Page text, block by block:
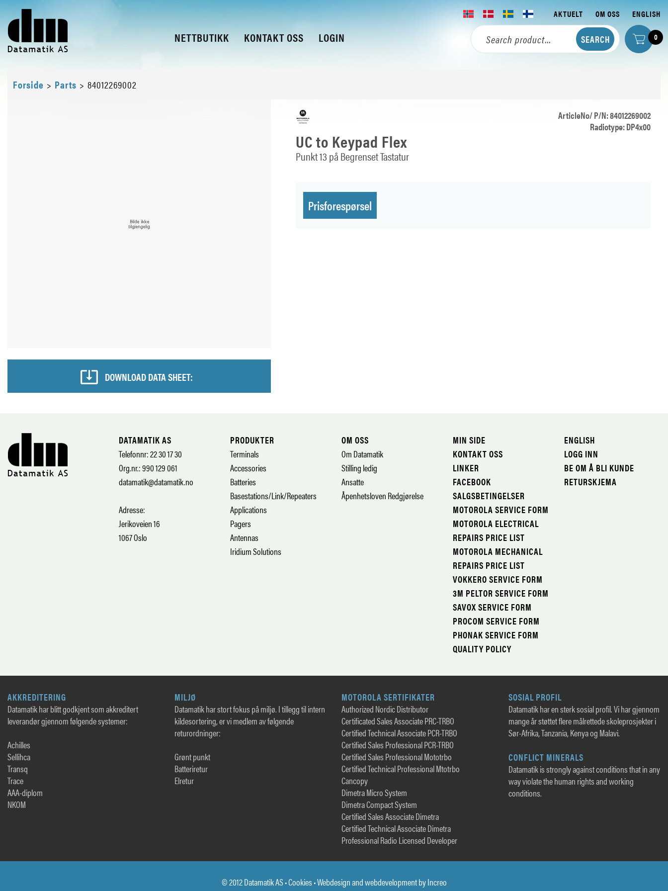
NETTBUTIKK KONTAKT OSS LOGIN
AKTUELT OM OSS ENGLISH
0
Forside > Parts > 84012269002
DOWNLOAD DATA SHEET:
ArticleNo/ P/N: 84012269002
Radiotype: DP4x00
UC to Keypad Flex
Punkt 13 på Begrenset Tastatur
Prisforespørsel
DATAMATIK AS
Telefonnr: 22 30 17 30
Org.nr.: 990 129 061
datamatik@datamatik.no
Adresse:
Jerikoveien 16
1067 Oslo
PRODUKTER
Terminals
Accessories
Batteries
Basestations/Link/Repeaters
Applications
Pagers
Antennas
Iridium Solutions
OM OSS
Om Datamatik
Stilling ledig
Ansatte
Åpenhetsloven Redgjørelse
MIN SIDE
KONTAKT OSS
LINKER
FACEBOOK
SALGSBETINGELSER
MOTOROLA SERVICE FORM
MOTOROLA ELECTRICAL
REPAIRS PRICE LIST
MOTOROLA MECHANICAL
REPAIRS PRICE LIST
VOKKERO SERVICE FORM
3M PELTOR SERVICE FORM
SAVOX SERVICE FORM
PROCOM SERVICE FORM
PHONAK SERVICE FORM
QUALITY POLICY
ENGLISH
LOGG INN
BE OM Å BLI KUNDE
RETURSKJEMA
AKKREDITERING
Datamatik har blitt godkjent som akkreditert
leverandør gjennom følgende systemer:
Achilles
Sellihca
Transq
Trace
AAA-diplom
NKOM
MILJØ
Datamatik har stort fokus på miljø. I tillegg til intern
kildesortering, er vi medlem av følgende
returordninger:
Grønt punkt
Batteriretur
Elretur
MOTOROLA SERTIFIKATER
Authorized Nordic Distributor
Certificated Sales Associate PRC-TRBO
Certified Technical Associate PCR-TRBO
Certified Sales Professional PCR-TRBO
Certified Sales Professional Mototrbo
Certified Technical Professional Mtotrbo
Cancopy
Dimetra Micro System
Dimetra Compact System
Certified Sales Associate Dimetra
Certified Technical Associate Dimetra
Professional Radio Licensed Developer
SOSIAL PROFIL
Datamatik har en sterk sosial profil. Vi har gjennom
mange år støttet flere målrettede skoleprosjekter i
Sør-Afrika, Tanzania, Kenya og Malavi.
CONFLICT MINERALS
Datamatik is strongly against conditions that in any
way violate the human rights and working
conditions.
© 2012 Datamatik AS •Cookies • Webdesign and webdevelopment byIncreo